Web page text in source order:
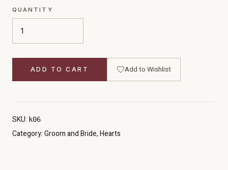
QUANTITY
ADD TO CART Add to Wishlist
SKU: k06
Category:Groom and Bride,Hearts